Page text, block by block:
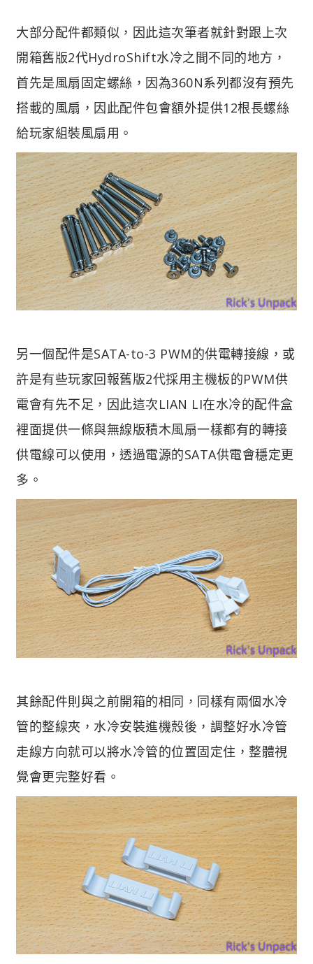
大部分配件都類似，因此這次筆者就針對跟上次
開箱舊版2代HydroShift水冷之間不同的地方，
首先是風扇固定螺絲，因為360N系列都沒有預先
搭載的風扇，因此配件包會額外提供12根長螺絲
給玩家組裝風扇用。
另一個配件是SATA-to-3 PWM的供電轉接線，或
許是有些玩家回報舊版2代採用主機板的PWM供
電會有先不足，因此這次LIAN LI在水冷的配件盒
裡面提供一條與無線版積木風扇一樣都有的轉接
供電線可以使用，透過電源的SATA供電會穩定更
多。
其餘配件則與之前開箱的相同，同樣有兩個水冷
管的整線夾，水冷安裝進機殼後，調整好水冷管
走線方向就可以將水冷管的位置固定住，整體視
覺會更完整好看。